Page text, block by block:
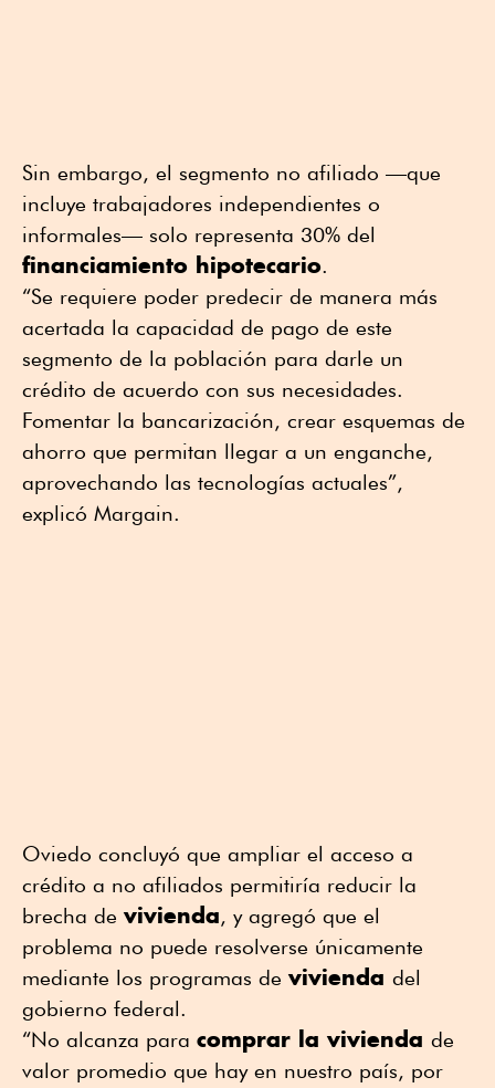
Sin embargo, el segmento no afiliado —que
incluye trabajadores independientes o
informales— solo representa 30% del
financiamiento hipotecario.
“Se requiere poder predecir de manera más
acertada la capacidad de pago de este
segmento de la población para darle un
crédito de acuerdo con sus necesidades.
Fomentar la bancarización, crear esquemas de
ahorro que permitan llegar a un enganche,
aprovechando las tecnologías actuales”,
explicó Margain.
Oviedo concluyó que ampliar el acceso a
crédito a no afiliados permitiría reducir la
brecha de vivienda, y agregó que el
problema no puede resolverse únicamente
mediante los programas de vivienda del
gobierno federal.
“No alcanza para comprar la vivienda de
valor promedio que hay en nuestro país, por